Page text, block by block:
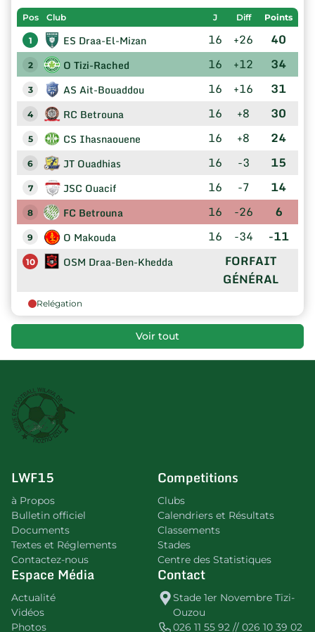
Pos Club J Diff Points
1 ES Draa-El-Mizan 16 +26 40
2 O Tizi-Rached 16 +12 34
3 AS Ait-Bouaddou 16 +16 31
4 RC Betrouna 16 +8 30
5 CS Ihasnaouene 16 +8 24
6 JT Ouadhias 16 -3 15
7 JSC Ouacif 16 -7 14
8 FC Betrouna 16 -26 6
9 O Makouda 16 -34 -11
10 OSM Draa-Ben-Khedda
FORFAIT
GÉNÉRAL
Relégation
Voir tout
LWF15
à Propos
Bulletin officiel
Documents
Textes et Réglements
Contactez-nous
Competitions
Clubs
Calendriers et Résultats
Classements
Stades
Centre des Statistiques
Espace Média
Actualité
Vidéos
Photos
Contact
Stade 1er Novembre Tizi-
Ouzou
026 11 55 92 // 026 10 39 02